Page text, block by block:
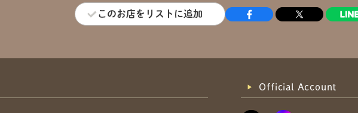
このお店をリストに追加
Official Account